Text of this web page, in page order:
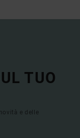
TUO
e delle